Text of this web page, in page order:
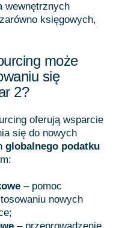
wewnętrznych
księgowych,
może
się
2?
oferują wsparcie
się do nowych
globalnego podatku
– pomoc
nowych